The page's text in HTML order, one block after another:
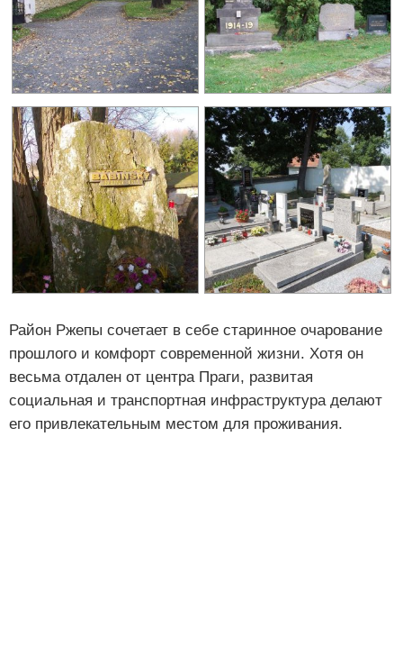
Район Ржепы сочетает в себе старинное очарование
прошлого и комфорт современной жизни. Хотя он
весьма отдален от центра Праги, развитая
социальная и транспортная инфраструктура делают
его привлекательным местом для проживания.